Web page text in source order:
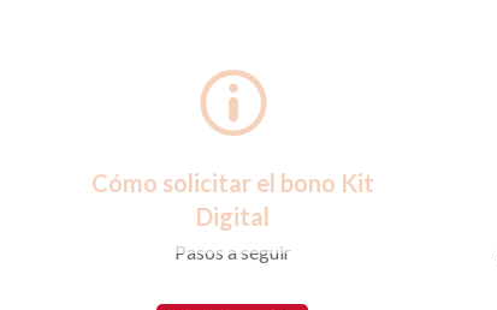
Cómo solicitar el bono Kit
Digital
Pasos a seguir